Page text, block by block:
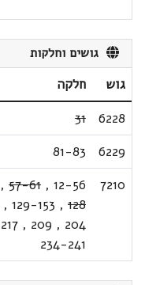
גושים וחלקות
גוש
חלקה
6228
31
6229
81-83
7210
12-56
,
57-61
,
128
,
129-153
,
204
,
209
,
217
234-241